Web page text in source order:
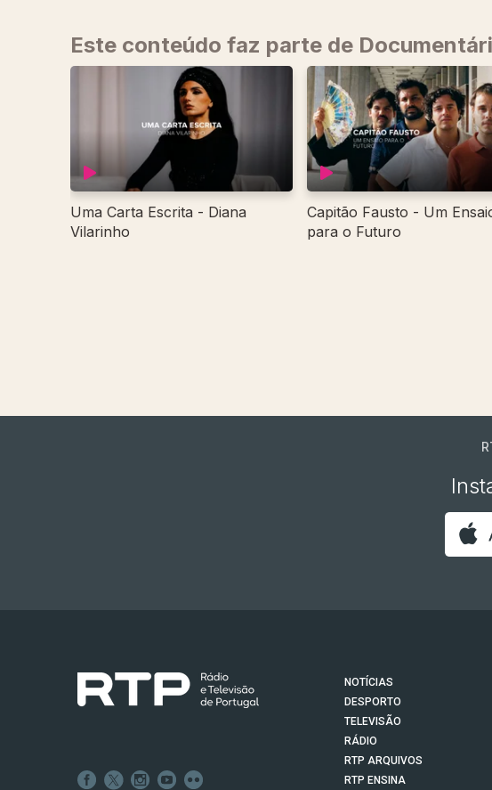
Este conteúdo faz parte de
Uma Carta Escrita - Diana
Vilarinho
Capitão Fausto - Um
para o Futuro
NOTÍCIAS
DESPORTO
TELEVISÃO
RÁDIO
RTP ARQUIVOS
RTP ENSINA